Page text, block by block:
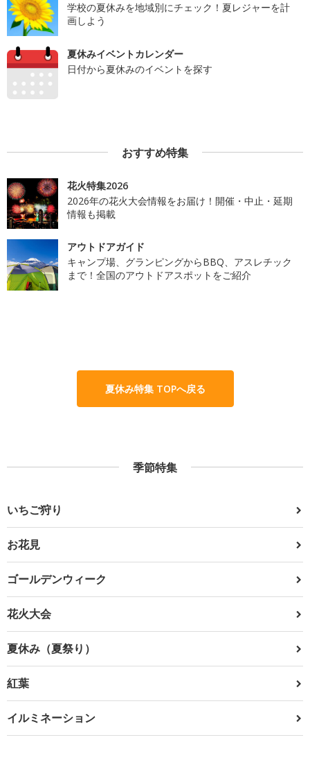
学校の夏休みを地域別にチェック！夏レジャーを計
画しよう
夏休みイベントカレンダー
日付から夏休みのイベントを探す
おすすめ特集
花火特集2026
2026年の花火大会情報をお届け！開催・中止・延期
情報も掲載
アウトドアガイド
キャンプ場、グランピングからBBQ、アスレチック
まで！全国のアウトドアスポットをご紹介
夏休み特集 TOPへ戻る
季節特集
いちご狩り
お花見
ゴールデンウィーク
花火大会
夏休み（夏祭り）
紅葉
イルミネーション